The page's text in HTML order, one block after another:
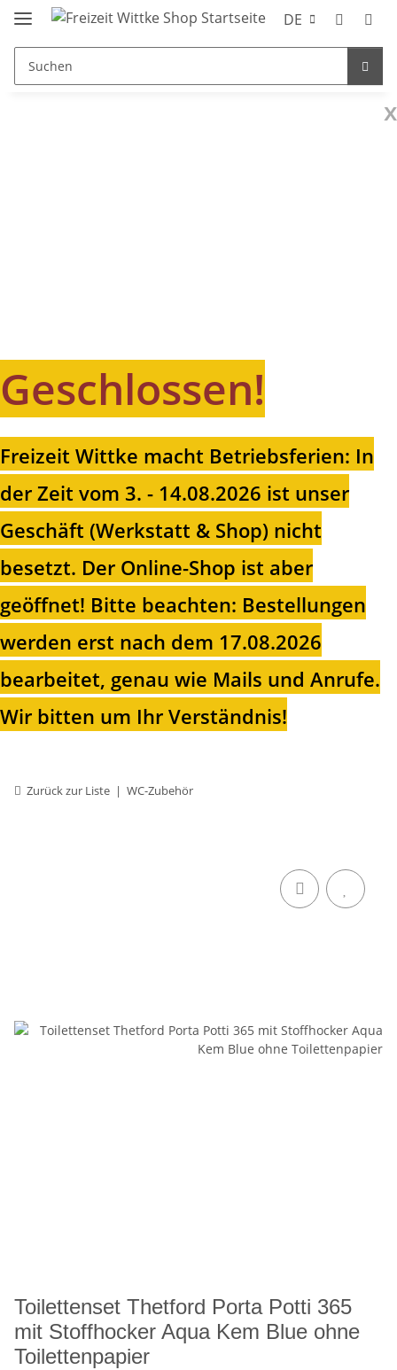
DE
x
Geschlossen!
Freizeit Wittke macht Betriebsferien: In
der Zeit vom 3. - 14.08.2026 ist unser
Geschäft (Werkstatt & Shop) nicht
besetzt. Der Online-Shop ist aber
geöffnet! Bitte beachten: Bestellungen
werden erst nach dem 17.08.2026
bearbeitet, genau wie Mails und Anrufe.
Wir bitten um Ihr Verständnis!
Zurück zur Liste WC-Zubehör
Toilettenset Thetford Porta Potti 365
mit Stoffhocker Aqua Kem Blue ohne
Toilettenpapier